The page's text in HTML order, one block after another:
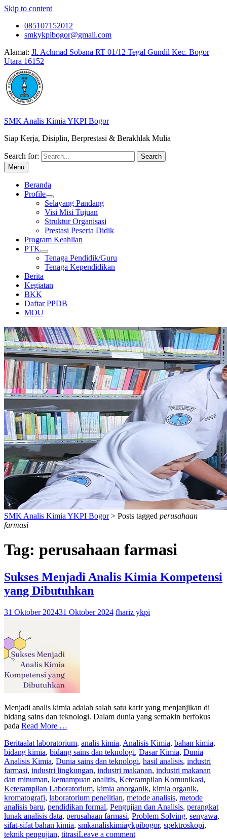
Skip to content
085107152012
smkykpibogor@gmail.com
Alamat: Jl. Achmad Sobana RT 01/12 Tegal Gundil Kec. Bogor
Utara 16152
SMK Analis Kimia YKPI Bogor
Siap Kerja, Disiplin, Berprestasi & Berakhlak Mulia
Search for:
Menu
Beranda
Profile
Selayang Pandang
Visi Misi Tujuan
Struktur Organisasi
Prestasi Peserta Didik
Program Keahlian
PTK
Tenaga Pendidik/Guru
Tenaga Kependidikan
Berita
Kegiatan
BKK
Daftar PPDB
MOU
PERPUSTAKAAN
SMK Analis Kimia YKPI Bogor> Posts tagged perusahaan
farmasi
Tag: perusahaan farmasi
Sukses Menjadi Analis Kimia Kompetensi
yang Dibutuhkan
31 Oktober 202431 Oktober 2024 fhariz ykpi
Menjadi analis kimia adalah salah satu karir yang menjanjikan di
bidang sains dan teknologi. Dalam dunia yang semakin berfokus
pada Read More …
Beritaalat laboratorium, analis kimia, Analisis Kimia, bahan kimia,
bidang kimia, bidang sains dan teknologi, Dasar Kimia, Dunia
Analisis Kimia, Dunia sains dan teknologi, hasil analisis, industri
farmasi, industri lingkungan, industri makanan, industri makanan
dan minuman, kemampuan analitis, Keterampilan Komunikasi,
Keterampilan Laboratorium, kimia anorganik, kimia organik,
kromatografi, laboratorium penelitian, metode analisis, metode
analisis baru, pendidikan formal, Pengujian dan Analisis, perangkat
lunak analisis data, perusahaan farmasi, Problem Solving, senyawa,
sifat-sifat bahan kimia, smkanaliskimiaykpibogor, spektroskopi,
teknik pengujian, titrasiLeave a comment